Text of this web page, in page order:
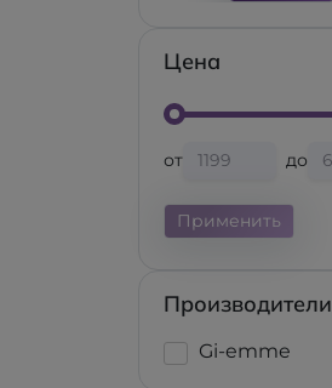
Цена
от до
Применить
Производители
Gi-emme